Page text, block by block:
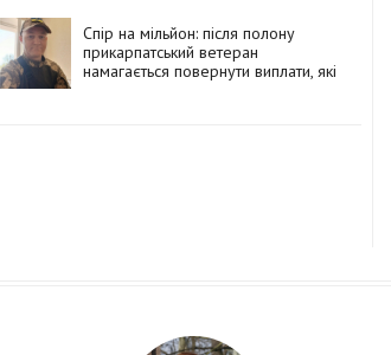
Спір на мільйон: після полону
прикарпатський ветеран
намагається повернути виплати, які